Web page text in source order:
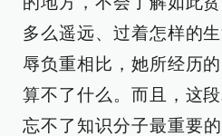
多么遥远、过着怎样的
辱负重相比，她所经历
算不了什么。而且，这
忘不了知识分子最重要